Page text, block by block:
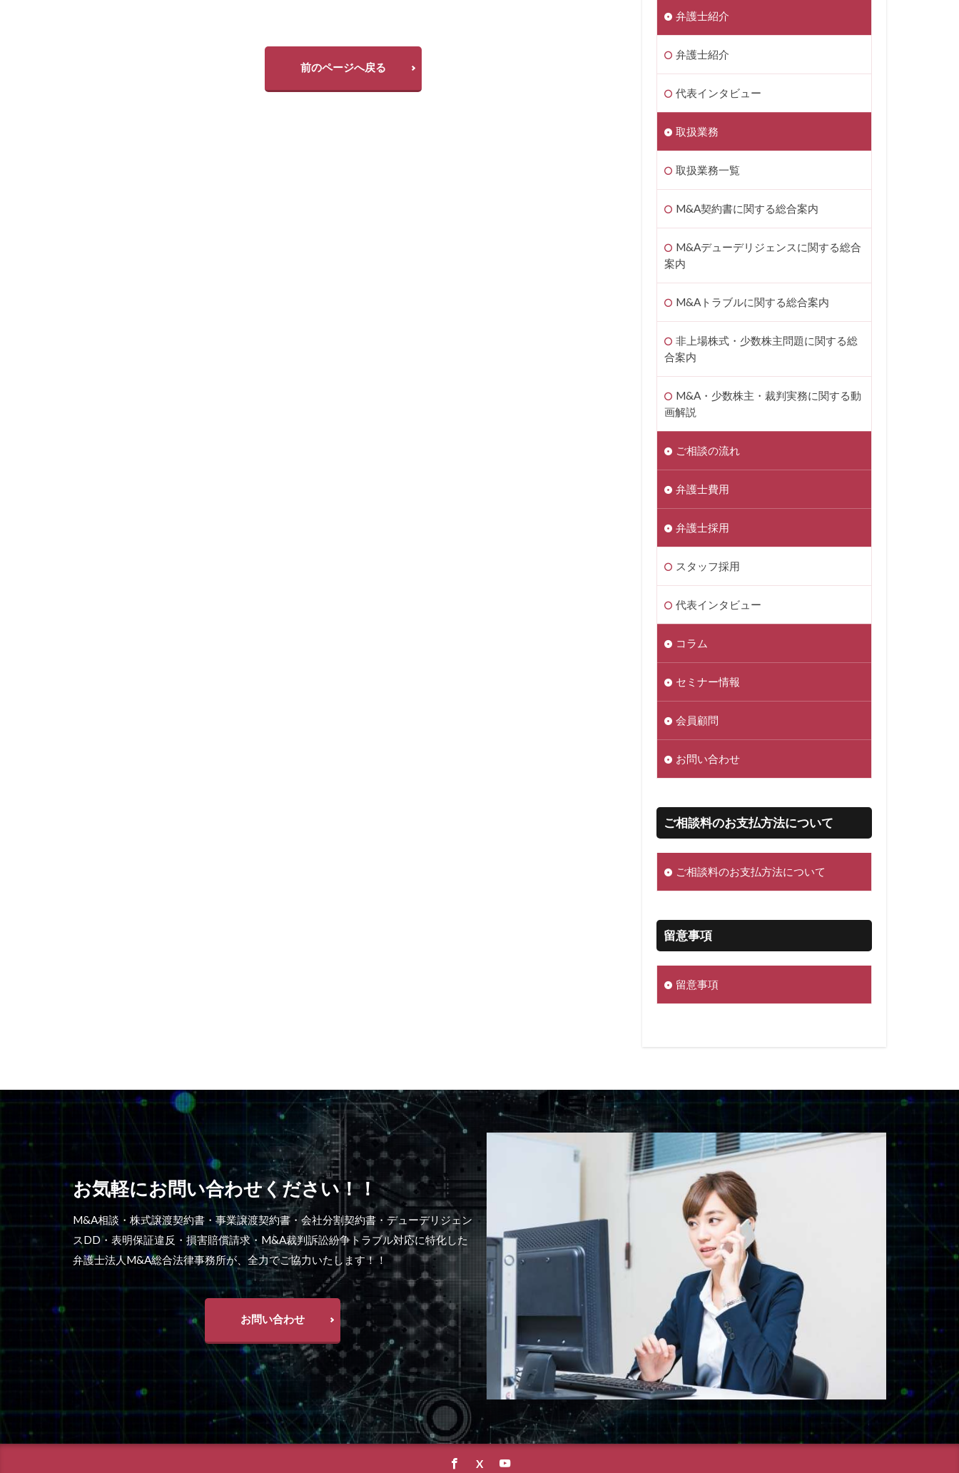
前のページへ戻る
弁護士紹介
弁護士紹介
代表インタビュー
取扱業務
取扱業務一覧
M&A契約書に関する総合案内
M&Aデューデリジェンスに関する総合
案内
M&Aトラブルに関する総合案内
非上場株式・少数株主問題に関する総
合案内
M&A・少数株主・裁判実務に関する動
画解説
ご相談の流れ
弁護士費用
弁護士採用
スタッフ採用
代表インタビュー
コラム
セミナー情報
会員顧問
お問い合わせ
ご相談料のお支払方法について
ご相談料のお支払方法について
留意事項
留意事項
お気軽にお問い合わせください！！
M&A相談・株式譲渡契約書・事業譲渡契約書・会社分割契約書・デューデリジェン
スDD・表明保証違反・損害賠償請求・M&A裁判訴訟紛争トラブル対応に特化した
弁護士法人M&A総合法律事務所が、全力でご協力いたします！！
お問い合わせ